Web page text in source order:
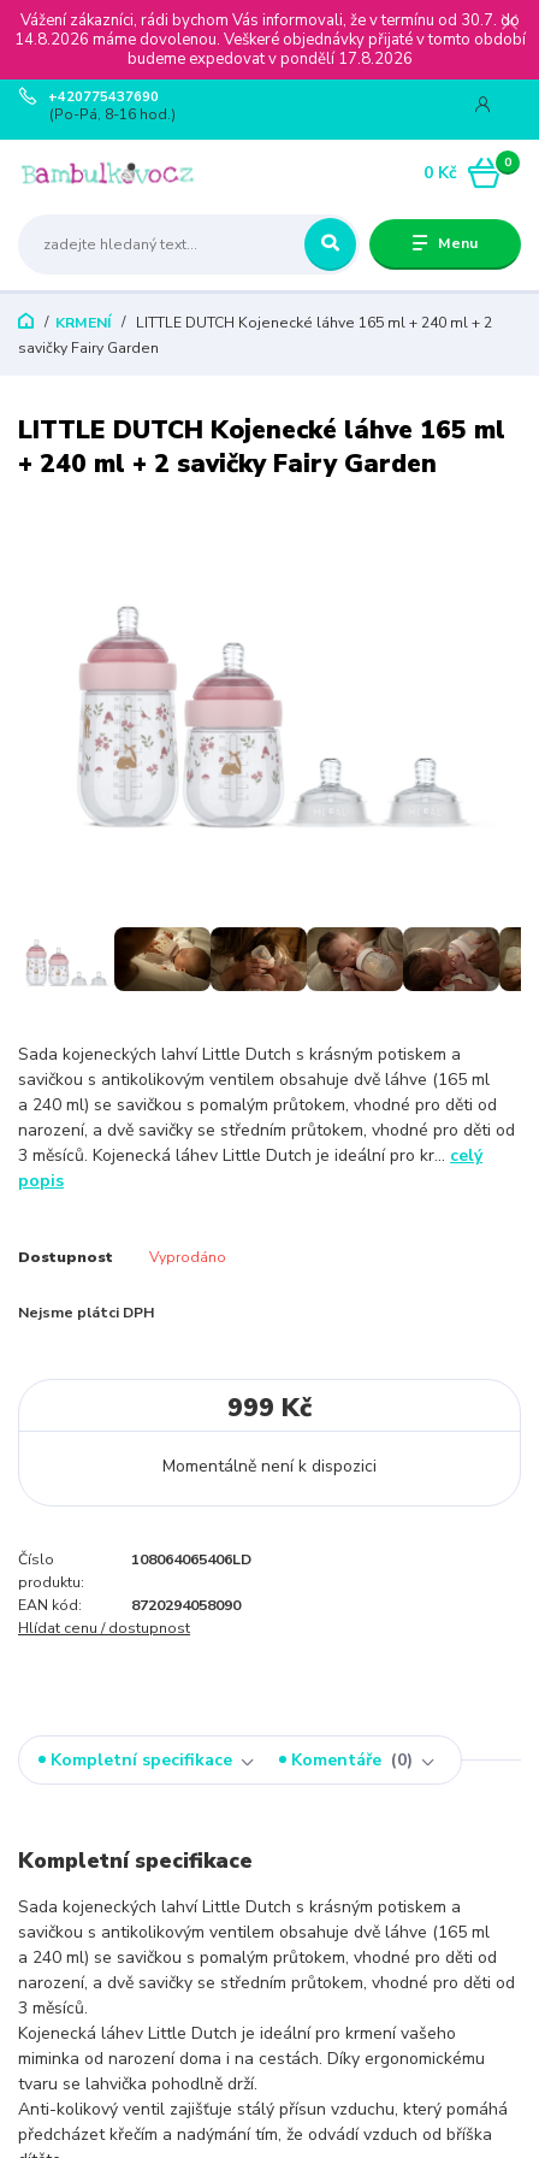
Vážení zákazníci, rádi bychom Vás informovali, že v termínu od 30.7. do
14.8.2026 máme dovolenou. Veškeré objednávky přijaté v tomto období
budeme expedovat v pondělí 17.8.2026
Menu
+420775437690
(Po-Pá, 8-16 hod.)
0
0 Kč
KRMENÍ
LITTLE DUTCH Kojenecké láhve 165 ml + 240 ml + 2
savičky Fairy Garden
LITTLE DUTCH Kojenecké láhve 165 ml
+ 240 ml + 2 savičky Fairy Garden
Sada kojeneckých lahví Little Dutch s krásným potiskem a
savičkou s antikolikovým ventilem obsahuje dvě láhve (165 ml
a 240 ml) se savičkou s pomalým průtokem, vhodné pro děti od
narození, a dvě savičky se středním průtokem, vhodné pro děti od
3 měsíců. Kojenecká láhev Little Dutch je ideální pro kr... celý
popis
Dostupnost Vyprodáno
Nejsme plátci DPH
999 Kč
Momentálně není k dispozici
Číslo
produktu:
108064065406LD
EAN kód:
8720294058090
Hlídat cenu / dostupnost
Kompletní specifikace Komentáře 0
Kompletní specifikace
Sada kojeneckých lahví Little Dutch s krásným potiskem a
savičkou s antikolikovým ventilem obsahuje dvě láhve (165 ml
a 240 ml) se savičkou s pomalým průtokem, vhodné pro děti od
narození, a dvě savičky se středním průtokem, vhodné pro děti od
3 měsíců.
Kojenecká láhev Little Dutch je ideální pro krmení vašeho
miminka od narození doma i na cestách. Díky ergonomickému
tvaru se lahvička pohodlně drží.
Anti-kolikový ventil zajišťuje stálý přísun vzduchu, který pomáhá
předcházet křečím a nadýmání tím, že odvádí vzduch od bříška